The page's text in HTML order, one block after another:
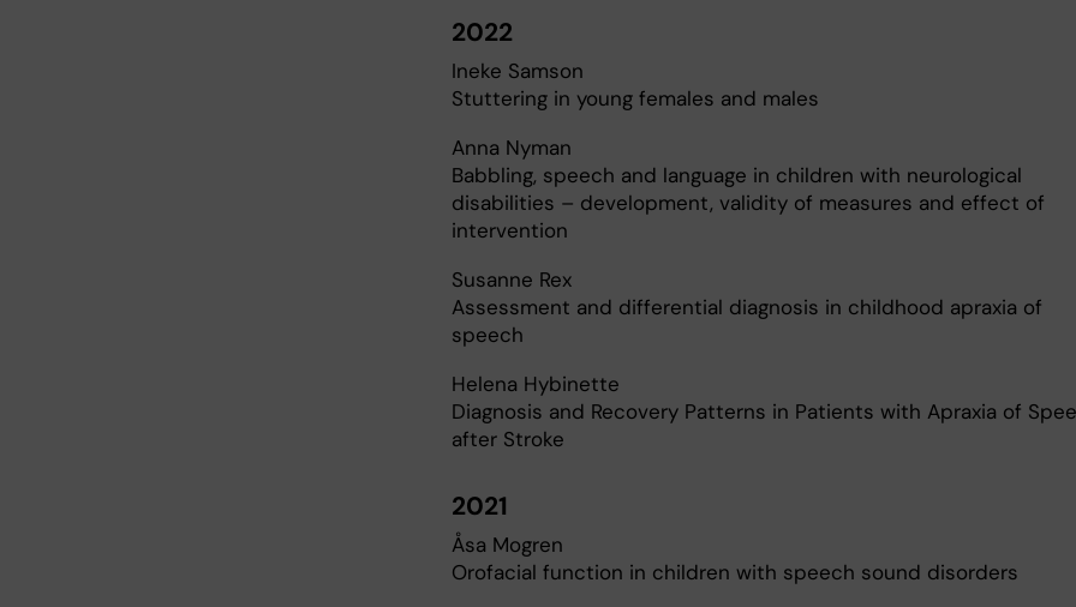
2022
Ineke Samson
Stuttering in young females and males
Anna Nyman
Babbling, speech and language in children with neurological
disabilities – development, validity of measures and effect of
intervention
Susanne Rex
Assessment and differential diagnosis in childhood apraxia of
speech
Helena Hybinette
Diagnosis and Recovery Patterns in Patients with Apraxia of
after Stroke
2021
Åsa Mogren
Orofacial function in children with speech sound disorders